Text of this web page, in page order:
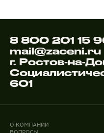
8 800 201 15
mail@zaceni.ru
г. Ростов-на-
601
О КОМПАНИИ